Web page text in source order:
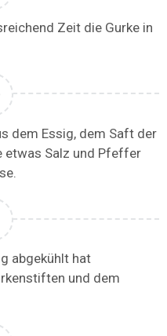
Zeit die Gurke in
dem Essig, dem Saft der
etwas Salz und Pfeffer
abgekühlt hat
und dem